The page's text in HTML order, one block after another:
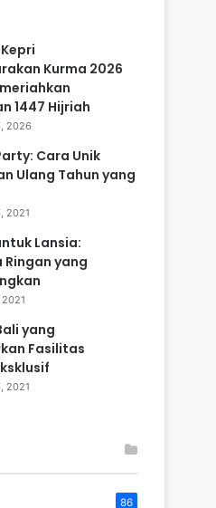
Kurma 2026
1447 Hijriah
2026
Cara Unik
Ulang Tahun yang
2021
Lansia:
yang
yang
Fasilitas
2021
86